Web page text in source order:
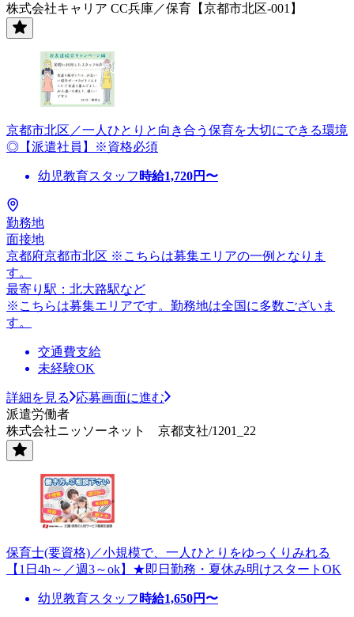
株式会社キャリア CC兵庫／保育【京都市北区-001】
京都市北区／一人ひとりと向き合う保育を大切にできる環境
◎【派遣社員】※資格必須
幼児教育スタッフ 時給1,720円〜
勤務地
面接地
京都府京都市北区 ※こちらは募集エリアの一例となりま
す。
最寄り駅：北大路駅など
※こちらは募集エリアです。勤務地は全国に多数ございま
す。
交通費支給
未経験OK
詳細を見る
応募画面に進む
派遣労働者
株式会社ニッソーネット 京都支社/1201_22
保育士(要資格)／小規模で、一人ひとりをゆっくりみれる
【1日4h～／週3～ok】★即日勤務・夏休み明けスタートOK
幼児教育スタッフ 時給1,650円〜